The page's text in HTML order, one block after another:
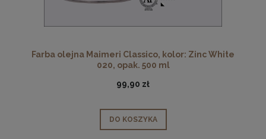
Farba olejna Maimeri Classico, kolor: Zinc White
020, opak. 500 ml
99,90 zł
DO KOSZYKA